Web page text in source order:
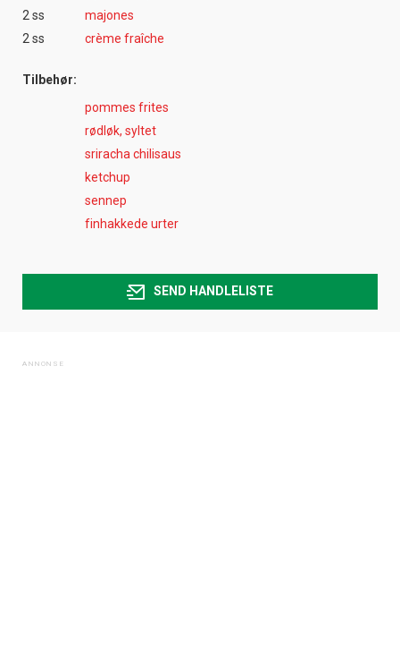
2 ss
majones
2 ss
crème fraîche
Tilbehør:
pommes frites
rødløk, syltet
sriracha chilisaus
ketchup
sennep
finhakkede urter
SEND HANDLELISTE